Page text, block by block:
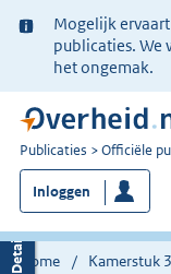
Ter
informatie:
Mogelijk
publicaties. We
het ongemak.
U
bent
nu
hier:
Publicaties Officiële
Inloggen
Home Kamerstuk